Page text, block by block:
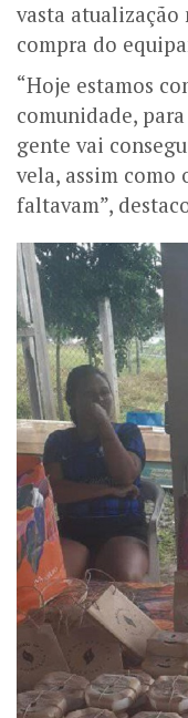
vasta
compra do
“Hoje estamos
comunidade,
gente vai
vela, assim como
faltavam”,